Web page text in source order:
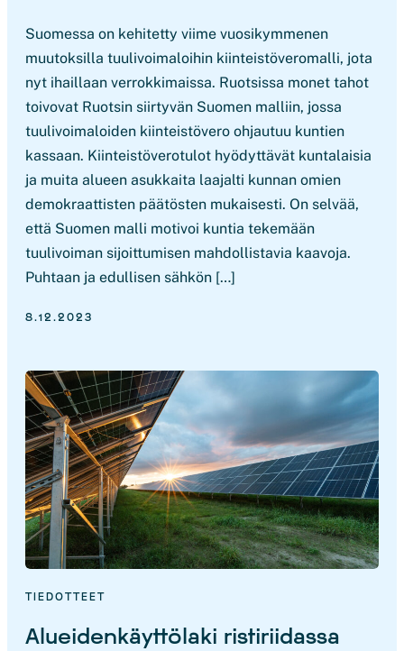
Suomessa on kehitetty viime vuosikymmenen
muutoksilla tuulivoimaloihin kiinteistöveromalli, jota
nyt ihaillaan verrokkimaissa. Ruotsissa monet tahot
toivovat Ruotsin siirtyvän Suomen malliin, jossa
tuulivoimaloiden kiinteistövero ohjautuu kuntien
kassaan. Kiinteistöverotulot hyödyttävät kuntalaisia
ja muita alueen asukkaita laajalti kunnan omien
demokraattisten päätösten mukaisesti. On selvää,
että Suomen malli motivoi kuntia tekemään
tuulivoiman sijoittumisen mahdollistavia kaavoja.
Puhtaan ja edullisen sähkön […]
8.12.2023
TIEDOTTEET
Alueidenkäyttölaki ristiriidassa